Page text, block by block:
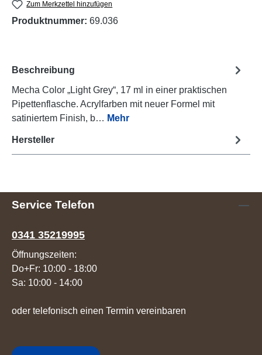
Zum Merkzettel hinzufügen
Produktnummer: 69.036
Beschreibung
Mecha Color „Light Grey“, 17 ml in einer praktischen
Pipettenflasche. Acrylfarben mit neuer Formel mit
satiniertem Finish, b… Mehr
Hersteller
Service Telefon
0341 35219995
Öffnungszeiten:
Do+Fr: 10:00 - 18:00
Sa: 10:00 - 14:00
oder telefonisch einen Termin vereinbaren